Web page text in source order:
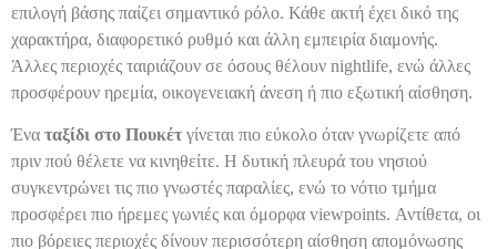
επιλογή βάσης παίζει σημαντικό ρόλο. Κάθε ακτή έχει δικό της
χαρακτήρα, διαφορετικό ρυθμό και άλλη εμπειρία διαμονής.
Άλλες περιοχές ταιριάζουν σε όσους θέλουν nightlife, ενώ άλλες
προσφέρουν ηρεμία, οικογενειακή άνεση ή πιο εξωτική αίσθηση.
Ένα ταξίδι στο Πουκέτ γίνεται πιο εύκολο όταν γνωρίζετε από
πριν πού θέλετε να κινηθείτε. Η δυτική πλευρά του νησιού
συγκεντρώνει τις πιο γνωστές παραλίες, ενώ το νότιο τμήμα
προσφέρει πιο ήρεμες γωνιές και όμορφα viewpoints. Αντίθετα, οι
πιο βόρειες περιοχές δίνουν περισσότερη αίσθηση απομόνωσης